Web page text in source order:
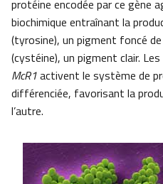
protéine encodée par ce gène
biochimique entraînant la
(tyrosine), un pigment foncé
(cystéine), un pigment clair.
McR1activent le système de
différenciée, favorisant la
l’autre.